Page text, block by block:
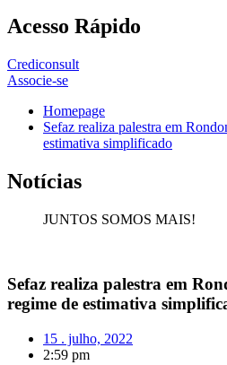
Acesso Rápido
Crediconsult
Associe-se
Homepage
Sefaz realiza palestra em
estimativa simplificado
Notícias
JUNTOS SOMOS MAIS!
Sefaz realiza palestra em
regime de estimativa
15 . julho, 2022
2:59 pm